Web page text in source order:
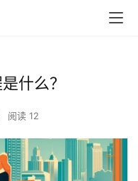
什么？
阅读 12